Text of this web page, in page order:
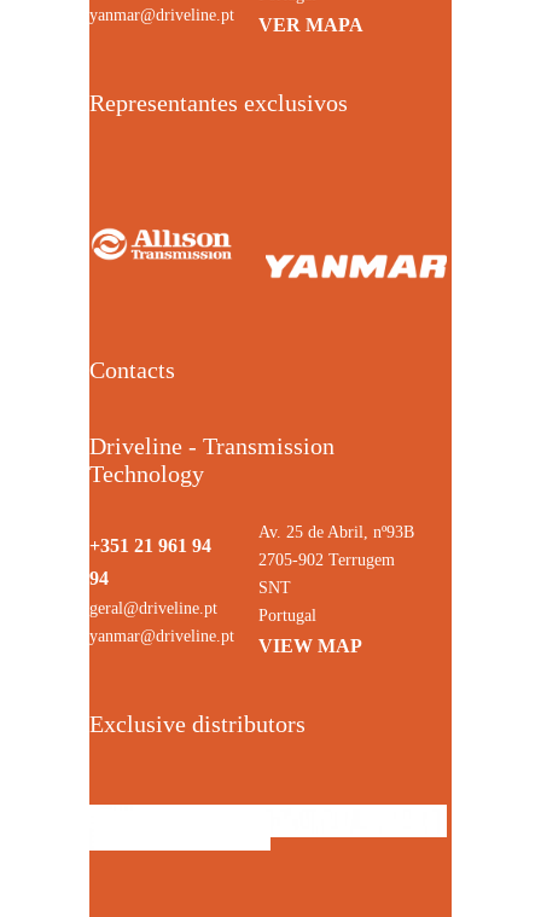
yanmar@driveline.pt
VER MAPA
Representantes exclusivos
Contacts
Driveline - Transmission
Technology
+351 21 961 94
94
geral@driveline.pt
yanmar@driveline.pt
Av. 25 de Abril, nº93B
2705-902 Terrugem
SNT
Portugal
VIEW MAP
Exclusive distributors